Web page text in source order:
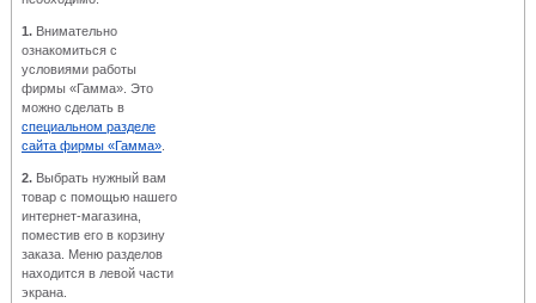
1. Внимательно
ознакомиться с
условиями работы
фирмы «Гамма». Это
можно сделать в
специальном разделе
сайта фирмы «Гамма»
2. Выбрать нужный вам
товар с помощью нашего
интернет-магазина,
поместив его в корзину
заказа. Меню разделов
находится в левой части
экрана.